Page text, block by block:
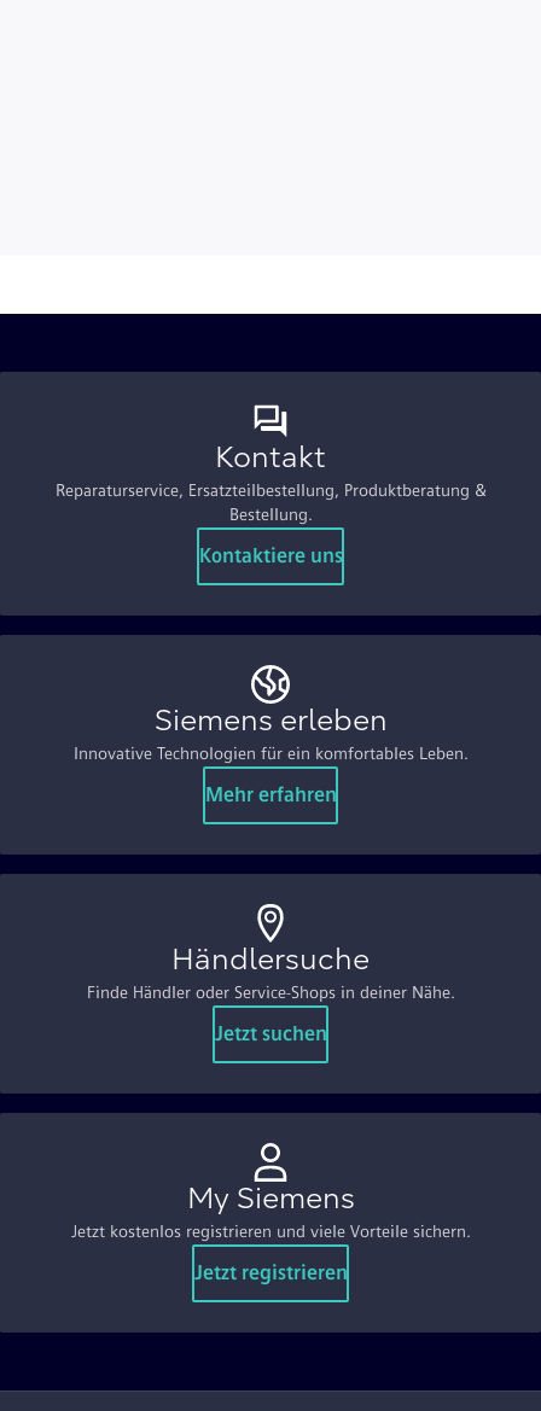
Kontakt
Reparaturservice, Ersatzteilbestellung, Produktberatung &
Bestellung.
Kontaktiere uns
Siemens erleben
Innovative Technologien für ein komfortables Leben.
Mehr erfahren
Händlersuche
Finde Händler oder Service-Shops in deiner Nähe.
Jetzt suchen
My Siemens
Jetzt kostenlos registrieren und viele Vorteile sichern.
Jetzt registrieren